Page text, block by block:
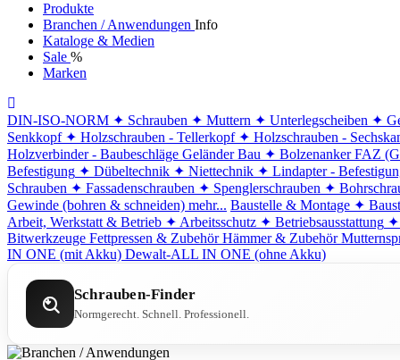
Produkte
Branchen / Anwendungen Info
Kataloge & Medien
Sale %
Marken
DIN-ISO-NORM ✦ Schrauben ✦ Muttern ✦ Unterlegscheiben ✦
Senkkopf ✦ Holzschrauben - Tellerkopf ✦ Holzschrauben -
Holzverbinder - Baubeschläge Geländer Bau ✦ Bolzenanker FAZ
Befestigung ✦ Dübeltechnik ✦ Niettechnik ✦ Lindapter -
Schrauben ✦ Fassadenschrauben ✦ Spenglerschrauben ✦
Gewinde (bohren & schneiden) mehr... Baustelle & Montage ✦
Arbeit, Werkstatt & Betrieb ✦ Arbeitsschutz ✦ Betriebsausstattung ✦
Bitwerkzeuge Fettpressen & Zubehör Hämmer & Zubehör
IN ONE (mit Akku) Dewalt-ALL IN ONE (ohne Akku)
Schrauben-Finder
Normgerecht. Schnell. Professionell.